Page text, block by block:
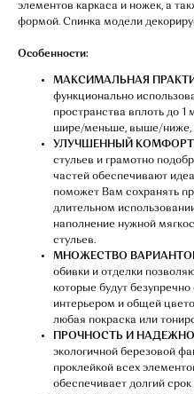
элементов каркаса и ножек, а
формой. Спинка модели
Особенности:
МАКСИМАЛЬНАЯ
функционально
пространства вплоть до
шире/меньше, выше/ниже,
УЛУЧШЕННЫЙ
стульев и грамотно
частей обеспечивают
поможет Вам сохранять
длительном
наполнение нужной
стульев.
МНОЖЕСТВО
обивки и отделки
которые будут
интерьером и общей
любая покраска или
ПРОЧНОСТЬ И
экологичной березовой
проклейкой всех
обеспечивает долгий